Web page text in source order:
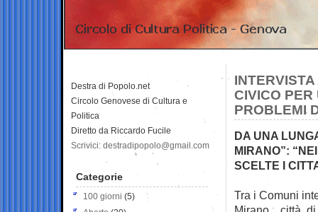
CIVICO PER
PROBLEMI
DA UNA
MIRANO”:
SCELTE I
Tra i Comuni
Destra di Popolo.net
Circolo Genovese di Cultura e
Politica
Diretto da Riccardo Fucile
Scrivici: destradipopolo@gmail.com
Categorie
100 giorni (5)